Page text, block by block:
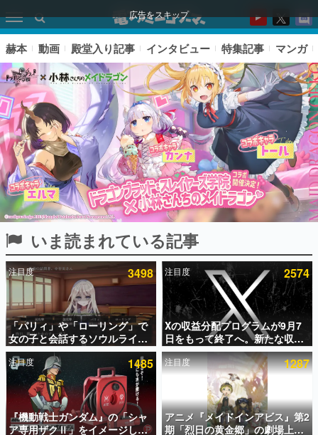
広告をスキップ
ピックアップ
電ファミのいま読まれている記事ランキング
アプリセール情報
インタビュー
連載・特集一覧
殿堂入り記事
SNS拡散数が数千以上！ ページビュー数万以上！ などな
ど。多くの人々に読まれた、電ファミ渾身の“殿堂入り”記
事をまとめました。
赫本 動画 殿堂入り記事 インタビュー 特集記事 マンガ
いま読まれている記事
注目度 3498
「パリィ」や「ローリング」で
女の子と会話するソウルライク
恋愛ゲーム『小早川さんはソウ
ルライク』無料公開。返事に失
敗すると「YOU DIED」
注目度 2574
Xの収益分配プログラムが9月7
日をもって終了へ。新たな収益
化制度「Original Content
Rewards Program」を発表
注目度 1485
『機動戦士ガンダム』の「シャ
ア専用ザクⅡ」をイメージした
注目度 1287
アニメ『メイドインアビス』第2
期「烈日の黄金郷」の劇場上映